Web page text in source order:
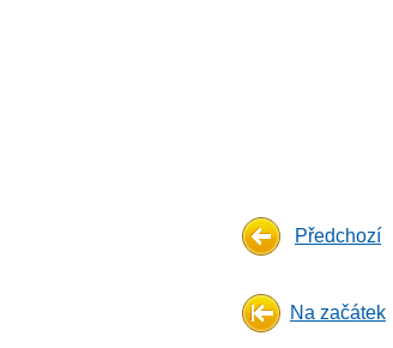
Předchozí
Na začátek